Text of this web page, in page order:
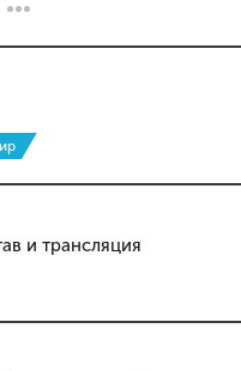
и трансляция